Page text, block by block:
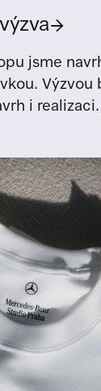
→
jsme
Výzvou
i realizaci.